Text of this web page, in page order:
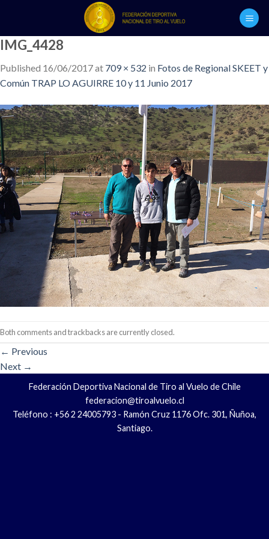
content
IMG_4428
Published 16/06/2017at 709 × 532 in Fotos de Regional SKEET y
Común TRAP LO AGUIRRE 10 y 11 Junio 2017
Both comments and trackbacks are currently closed.
← Previous
Next →
Federación Deportiva Nacional de Tiro al Vuelo de Chile
federacion@tiroalvuelo.cl
Teléfono : +56 2 24005793 - Ramón Cruz 1176 Ofc. 301, Ñuñoa,
Santiago.